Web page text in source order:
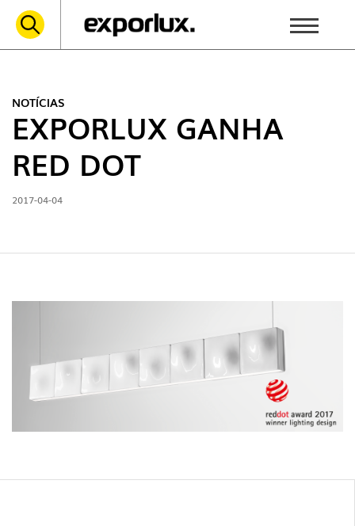
NOTÍCIAS
EXPORLUX GANHA
RED DOT
2017-04-04